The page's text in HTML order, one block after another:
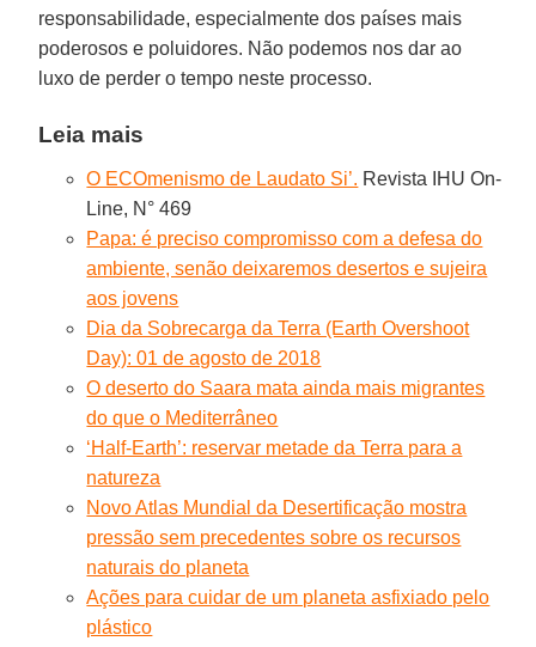
responsabilidade, especialmente dos países mais
poderosos e poluidores. Não podemos nos dar ao
luxo de perder o tempo neste processo.
Leia mais
O ECOmenismo de Laudato Si’. Revista IHU On-
Line, N° 469
Papa: é preciso compromisso com a defesa do
ambiente, senão deixaremos desertos e sujeira
aos jovens
Dia da Sobrecarga da Terra (Earth Overshoot
Day): 01 de agosto de 2018
O deserto do Saara mata ainda mais migrantes
do que o Mediterrâneo
‘Half-Earth’: reservar metade da Terra para a
natureza
Novo Atlas Mundial da Desertificação mostra
pressão sem precedentes sobre os recursos
naturais do planeta
Ações para cuidar de um planeta asfixiado pelo
plástico